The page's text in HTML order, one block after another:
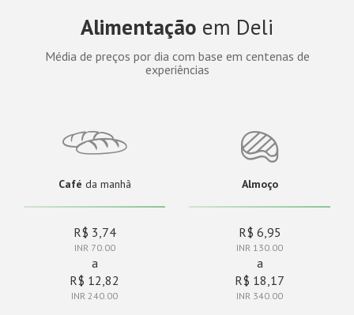
Alimentação em Deli
Média de preços por dia com base em centenas de
experiências
Café da manhã
R$ 3,74
INR 70.00
a
R$ 12,82
INR 240.00
Almoço
R$ 6,95
INR 130.00
a
R$ 18,17
INR 340.00